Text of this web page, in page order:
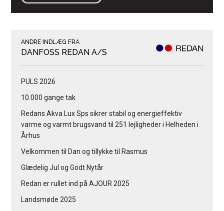
ANDRE INDLÆG FRA
DANFOSS REDAN A/S
PULS 2026
10.000 gange tak
Redans Akva Lux Sps sikrer stabil og energieffektiv
varme og varmt brugsvand til 251 lejligheder i Helheden i
Århus
Velkommen til Dan og tillykke til Rasmus
Glædelig Jul og Godt Nytår
Redan er rullet ind på AJOUR 2025
Landsmøde 2025